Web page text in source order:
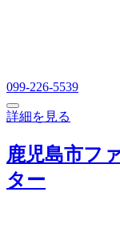
099-226-5539
詳細を見る
鹿児島市フ
ター